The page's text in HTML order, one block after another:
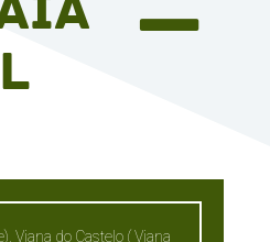
Viana do Castelo ( Viana